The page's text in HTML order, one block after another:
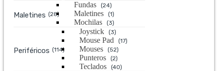
Maletines (28)
Fundas (24)
Maletines (1)
Mochilas (3)
Periféricos (114)
Joystick (3)
Mouse Pad (17)
Mouses (52)
Punteros (2)
Teclados (40)